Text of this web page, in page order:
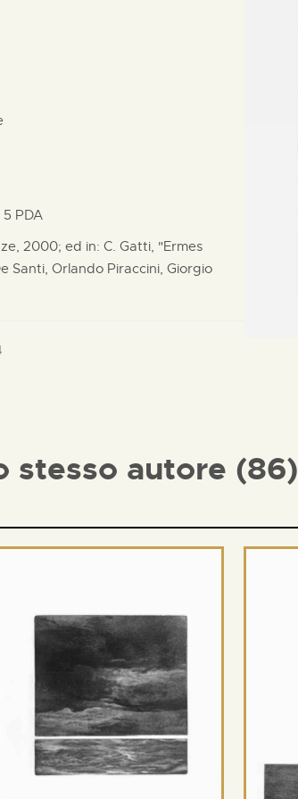
PDA
2000; ed in: C. Gatti, "Ermes
Santi, Orlando Piraccini, Giorgio
stesso autore (86)